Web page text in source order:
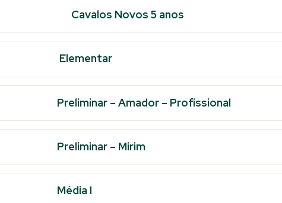
Cavalos Novos 5 anos
Elementar
Preliminar – Amador – Profissional
Preliminar – Mirim
Média I